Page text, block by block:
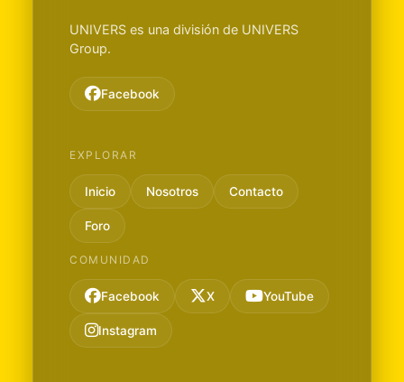
UNIVERS es una división de UNIVERS
Group.
Facebook
EXPLORAR
Inicio Nosotros Contacto
Foro
COMUNIDAD
Facebook X YouTube
Instagram